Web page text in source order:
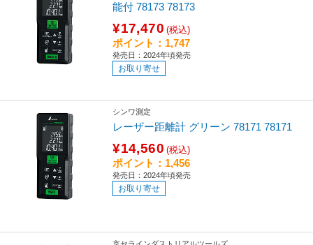
能付 78173 78173
¥17,470 (税込)
ポイント：1,747
発売日：2024年頃発売
お取り寄せ
シンワ測定
レーザー距離計 グリーン 78171 78171
¥14,560 (税込)
ポイント：1,456
発売日：2024年頃発売
お取り寄せ